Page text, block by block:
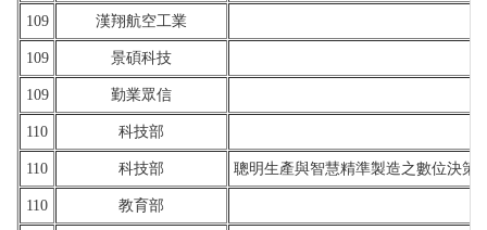
109 漢翔航空工業
109 景碩科技
109 勤業眾信
110 科技部
110 科技部 聰明生產與智慧精準製造之數位決策
110 教育部